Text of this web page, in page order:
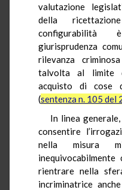
valutazione
della
configurabilità
giurisprudenza
rilevanza
talvolta al limite
acquisto di cose
(sentenza n. 105 del
In linea
consentire
nella misura
rientrare nella
incriminatrice